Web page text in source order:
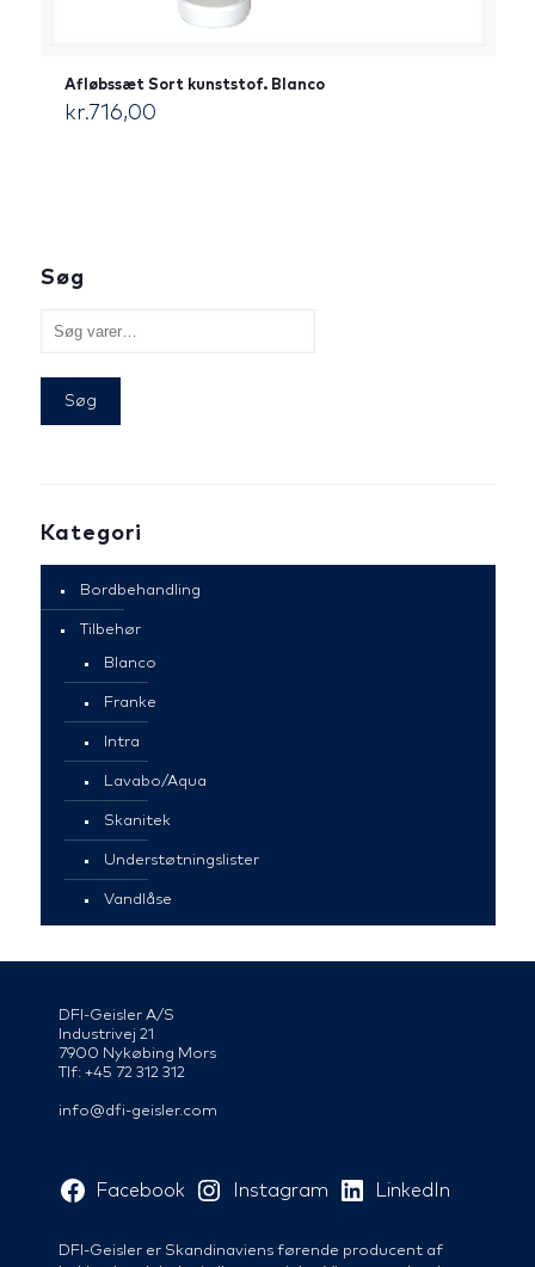
Afløbssæt Sort kunststof. Blanco
kr.716,00
Søg
Søg
Kategori
Bordbehandling
Tilbehør
Blanco
Franke
Intra
Lavabo/Aqua
Skanitek
Understøtningslister
Vandlåse
DFI-Geisler A/S
Industrivej 21
7900 Nykøbing Mors
Tlf: +45 72 312 312
info@dfi-geisler.com
Facebook Instagram LinkedIn
DFI-Geisler er Skandinaviens førende producent af